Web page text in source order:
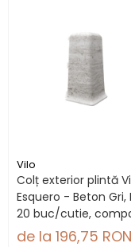
Vilo
Colț exterior plintă
Esquero - Beton Gri,
20 buc/cutie,
plintă 66.6 mm
de la 196,75 RON